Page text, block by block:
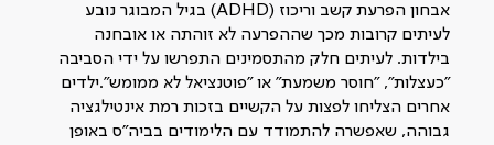
אבחון הפרעת קשב וריכוז (ADHD) בגיל המבוגר נובע
לעיתים קרובות מכך שההפרעה לא זוהתה או אובחנה
בילדות. לעיתים חלק מהתסמינים התפרשו על ידי הסביבה
"כעצלות", "חוסר משמעת" או "פוטנציאל לא ממומש".ילדים
אחרים הצליחו לפצות על הקשיים בזכות רמת אינטילגציה
גבוהה, שאפשרה להתמודד עם הלימודים בביה״ס באופן